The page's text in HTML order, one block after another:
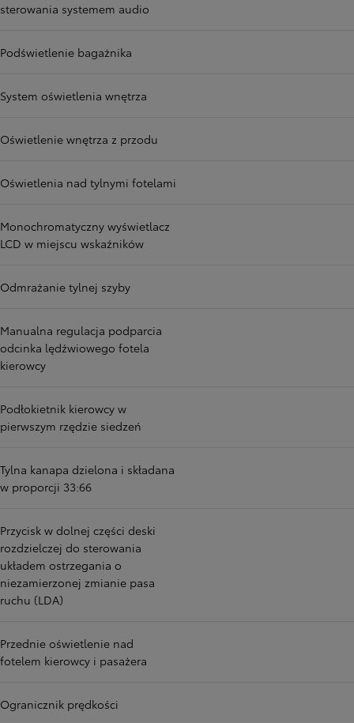
sterowania systemem audio
Podświetlenie bagażnika
System oświetlenia wnętrza
Oświetlenie wnętrza z przodu
Oświetlenia nad tylnymi fotelami
Monochromatyczny wyświetlacz
LCD w miejscu wskaźników
Odmrażanie tylnej szyby
Manualna regulacja podparcia
odcinka lędźwiowego fotela
kierowcy
Podłokietnik kierowcy w
pierwszym rzędzie siedzeń
Tylna kanapa dzielona i składana
w proporcji 33:66
Przycisk w dolnej części deski
rozdzielczej do sterowania
układem ostrzegania o
niezamierzonej zmianie pasa
ruchu (LDA)
Przednie oświetlenie nad
fotelem kierowcy i pasażera
Ogranicznik prędkości